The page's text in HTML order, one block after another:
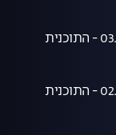
הצינור 03.08.2026 - התוכנית
הצינור 02.08.2026 - התוכנית